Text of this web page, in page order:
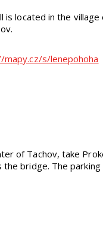
is located in the
s/lenepohoha
of Tachov, take
the bridge. The